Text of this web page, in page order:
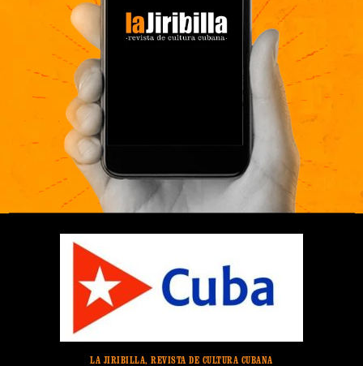
LA JIRIBILLA, REVISTA DE CULTURA CUBANA